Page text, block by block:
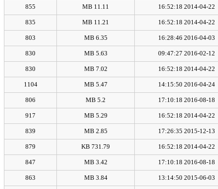
2014-04-22 16:52:18
11.11 MB
855
2014-04-22 16:52:18
11.21 MB
835
2016-04-03 16:28:46
6.35 MB
803
2016-02-12 09:47:27
5.63 MB
830
2014-04-22 16:52:18
7.02 MB
830
2016-04-24 14:15:50
5.47 MB
1104
2016-08-18 17:10:18
5.2 MB
806
2014-04-22 16:52:18
5.29 MB
917
2015-12-13 17:26:35
2.85 MB
839
2014-04-22 16:52:18
731.79 KB
879
2016-08-18 17:10:18
3.42 MB
847
2015-06-03 13:14:50
3.84 MB
863